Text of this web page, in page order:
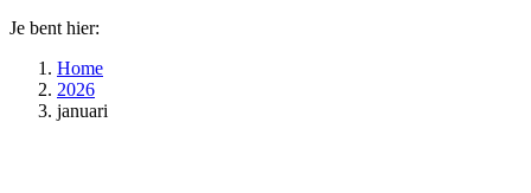
Je bent hier:
Home
2026
januari